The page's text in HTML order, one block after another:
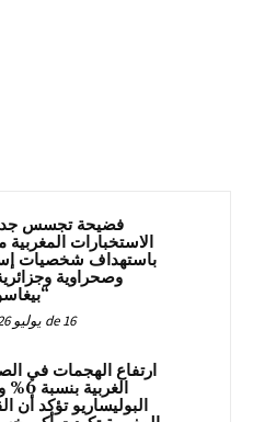
فضيحة تجسس
الاستخبارات المغربية
باستهداف شخصيات
وصحراوية
16 de يوليو de 2026
ارتفاع الهجمات في
الغربية
البوليساريو تؤكد أن